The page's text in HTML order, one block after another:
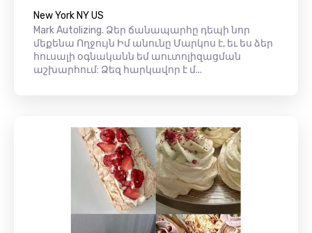
New York NY US
Mark Autolizing. Ձեր ճանապարհը դեպի նոր
մեքենա Ողջույն Իմ անունը Մարկոս ​​է, եւ ես ձեր
հուսալի օգնականն եմ աուտոլիզացման
աշխարհում: Ձեզ հարկավոր է մ...